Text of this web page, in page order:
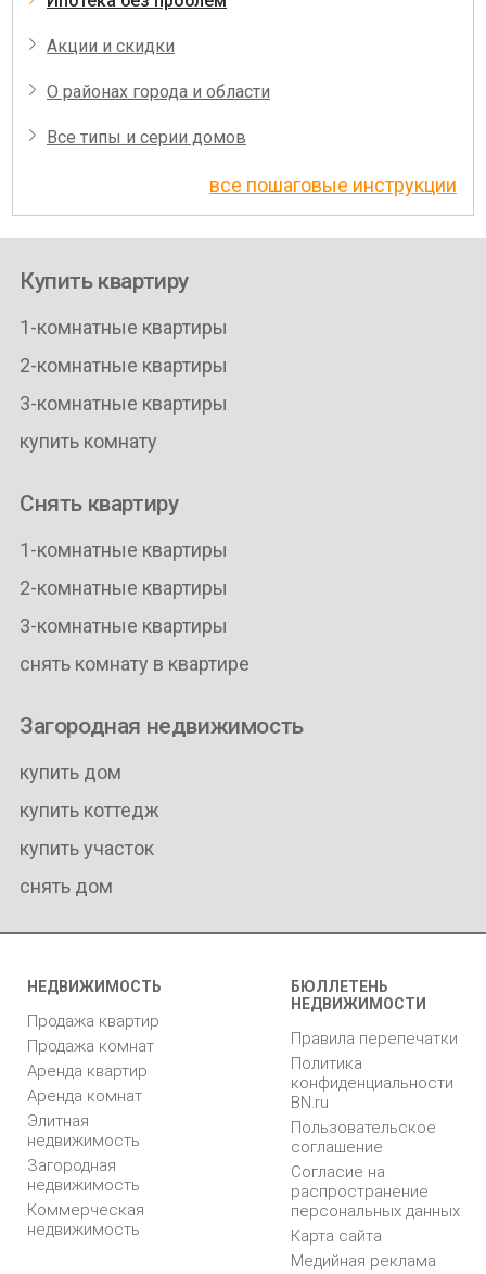
Акции и скидки
О районах города и области
Все типы и серии домов
все пошаговые инструкции
Купить квартиру
1-комнатные квартиры
2-комнатные квартиры
3-комнатные квартиры
купить комнату
Снять квартиру
1-комнатные квартиры
2-комнатные квартиры
3-комнатные квартиры
снять комнату в квартире
Загородная недвижимость
купить дом
купить коттедж
купить участок
снять дом
НЕДВИЖИМОСТЬ
Продажа квартир
Продажа комнат
Аренда квартир
Аренда комнат
Элитная
недвижимость
Загородная
недвижимость
Коммерческая
недвижимость
БЮЛЛЕТЕНЬ
НЕДВИЖИМОСТИ
Правила перепечатки
Политика
конфиденциальности
BN.ru
Пользовательское
соглашение
Согласие на
распространение
персональных данных
Карта сайта
Медийная реклама